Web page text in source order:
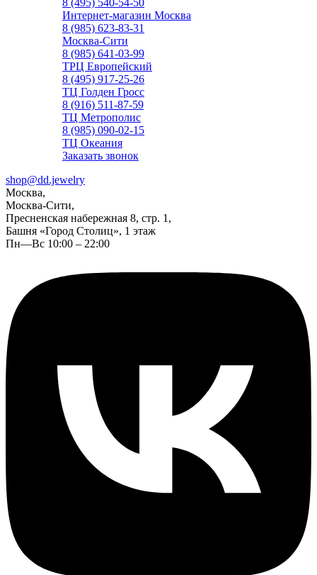
8 (495) 540-54-50
Интернет-магазин Москва
8 (985) 623-83-31
Москва-Сити
8 (985) 641-03-99
ТРЦ Европейский
8 (495) 917-25-26
ТЦ Голден Гросс
8 (916) 511-87-59
ТЦ Метрополис
8 (985) 090-02-15
ТЦ Океания
Заказать звонок
shop@dd.jewelry
Москва,
Москва-Сити,
Пресненская набережная 8, стр. 1,
Башня «Город Столиц», 1 этаж
Пн—Вс 10:00 – 22:00